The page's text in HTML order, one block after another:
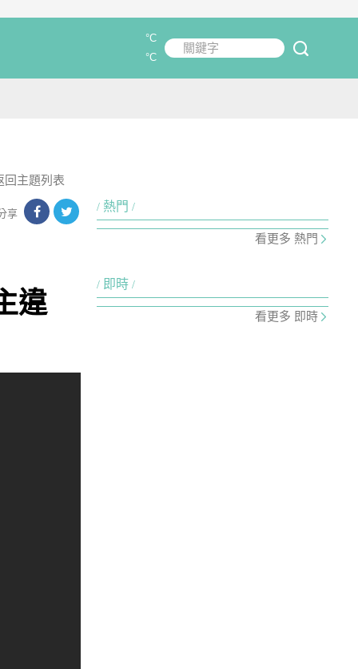
關鍵字
°C
°C
回主題列表
享
違
熱門
看更多 熱門
即時
看更多 即時